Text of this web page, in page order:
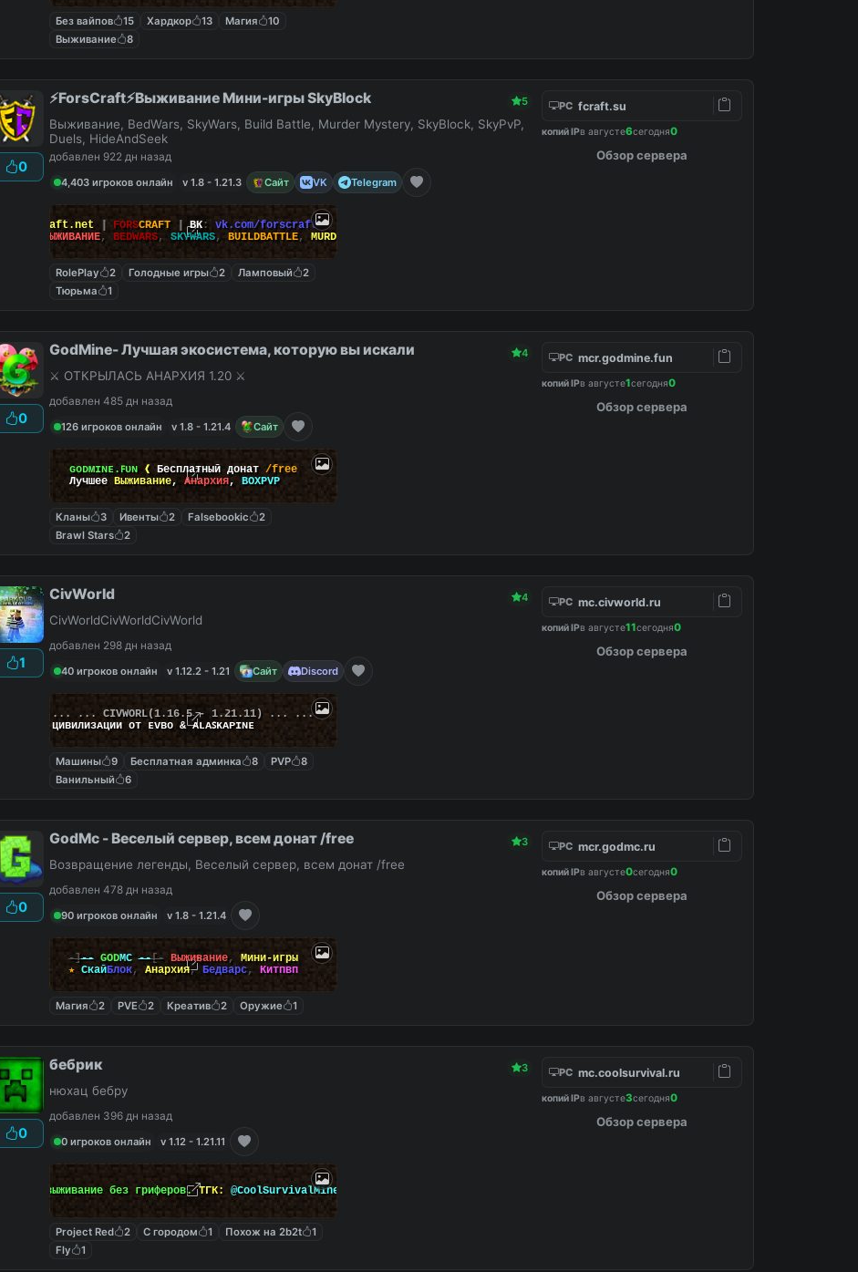
Без вайпов 15 Хардкор 13 Магия
10
Выживание
8
0
⚡ForsCraft⚡Выживание Мини-игры SkyBlock 5
Выживание, BedWars, SkyWars, Build Battle, Murder Mystery, SkyBlock, SkyPvP,
Duels, HideAndSeek
добавлен 922 дн назад
4,403 игроков онлайн
v 1.8 - 1.21.3 Сайт VK Telegram
ForsCraft.net | FORSCRAFT ВК: vk.com/forscraft
ВЫЖИВАНИЕ, BEDWARS, SKYWARS, BUILDBATTLE, MURDERMYSTERY
RolePlay 2 Голодные игры 2 Ламповый
2
Тюрьма
1
PC fcraft.su
копий IPв августе6сегодня0
Обзор сервера
0
GodMine- Лучшая экосистема, которую вы искали 4
⚔️ ОТКРЫЛАСЬ АНАРХИЯ 1.20 ⚔️
добавлен 485 дн назад
126 игроков онлайн
v 1.8 - 1.21.4 Сайт
ɢᴏᴅᴍɪɴᴇ.ꜰᴜɴ ❰ Бесплатный донат /free
Лучшее Выживание, Анархия, BOXPVP
Кланы 3 Ивенты 2 Falsebookic
2
Brawl Stars
2
PC mcr.godmine.fun
копий IPв августе1сегодня0
Обзор сервера
1
CivWorld 4
CivWorldCivWorldCivWorld
добавлен 298 дн назад
40 игроков онлайн
v 1.12.2 - 1.21 Сайт Discord
... ... CIVWORL(1.16.5 - 1.21.11) ... ...
циʙилизᴀции от ᴇᴠʙᴏ & ᴀʟᴀꜱᴋᴀᴘɪɴᴇ
Машины 9 Бесплатная админка 8 PVP
8
Ванильный
6
PC mc.civworld.ru
копий IPв августе11сегодня0
Обзор сервера
0
GodMc - Веселый сервер, всем донат /free 3
Возвращение легенды, Веселый сервер, всем донат /free
добавлен 478 дн назад
90 игроков онлайн
v 1.8 - 1.21.4
-]-- GODMC--[- Выживание, Мини-игры
★ СкайБлок, Анархия, Бедварс, Китпвп
Магия 2 PVE 2 Креатив 2 Оружие 1
PC mcr.godmc.ru
копий IPв августе0сегодня0
Обзор сервера
0
бебрик 3
нюхац бебру
добавлен 396 дн назад
0 игроков онлайн
v 1.12 - 1.21.11
Обычное выживание без гриферов.ТГК: @CoolSurvivalMinecraft
Project Red 2 С городом 1 Похож на 2b2t
1
Fly
1
PC mc.coolsurvival.ru
копий IPв августе3сегодня0
Обзор сервера